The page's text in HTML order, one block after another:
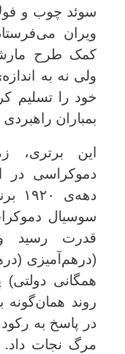
سوئد چوب و فولاد
ویران
کمک طرح
ولی نه به اندازه‌ی
خود را تسلیم
بمباران راهبردی
این برتری،
دموکراسی در این
دهه‌ی
سوسیال دموکرات
قدرت رسید و
(درهم‌آمیزی
همگانی دولتی)
در پاسخ به رکود
مرگ نجات داد.